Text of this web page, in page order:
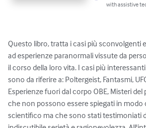
with assistive
Questo libro, tratta i casi più sconvolgenti
ad esperienze paranormali vissute da
il corso della loro vita. I casi più
sono da riferire a: Poltergeist, Fantasmi,
Esperienze fuori dal corpo OBE, Misteri
che non possono essere spiegati in
scientifico ma che sono stati testimoniati